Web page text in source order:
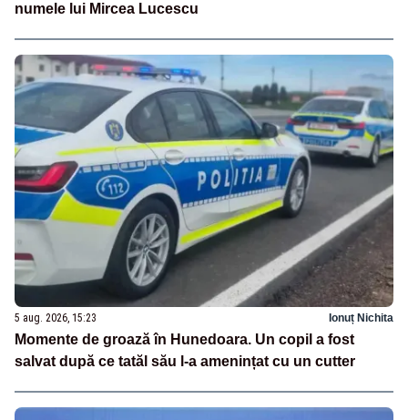
numele lui Mircea Lucescu
5 aug. 2026, 15:23 Ionuț Nichita
Momente de groază în Hunedoara. Un copil a fost
salvat după ce tatăl său l-a amenințat cu un cutter